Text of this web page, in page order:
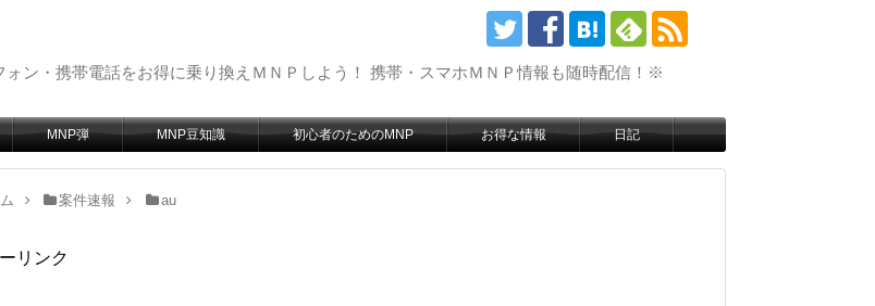
ン・携帯電話をお得に乗り換えＭＮＰしよう！ 携帯・スマホＭＮＰ情報も随時配信！※
MNP弾 MNP豆知識 初心者のためのMNP お得な情報 日記
案件速報 au
リンク